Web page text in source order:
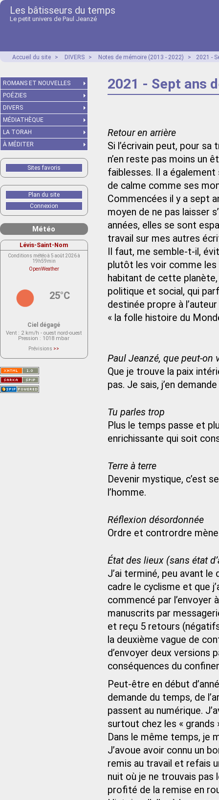
Les bâtisseurs du temps
Le petit univers de Paul Jeanzé
Accueil du site > DIVERS > Notes de mémoire (2013 - 2022) > 2021 -
2021 - Sept ans
Retour en arrière
Si l’écrivain peut, pour
n’en reste pas moins un
faiblesses. Il a
de calme comme ses
Commencées il y a sept
moyen de ne pas laisser
années, elles se sont
travail sur mes autres
Il faut, me semble-t-il,
plutôt les voir comme les
habitant de cette
politique et social, qui
destinée propre à
« la folle histoire du
Paul Jeanzé, que peut-on
Que je trouve la paix
pas. Je sais, j’en
Tu parles trop
Plus le temps passe et
enrichissante qui soit
Terre à terre
Devenir mystique, c’est
l’homme.
Réflexion désordonnée
Ordre et contrordre
État des lieux (sans état
J’ai terminé, peu avant le
cadre le cyclisme et que
commencé par l’envoyer
manuscrits par
et reçu 5 retours
la deuxième vague de
d’envoyer deux versions
conséquences du
Peut-être en début
demande du temps, de
passent au numérique.
surtout chez les « grands
Dans le même temps, je
J’avoue avoir connu un
remis au travail et refais
nuit où je ne trouvais pas
profité de la remise en
ROMANS ET NOUVELLES
POÉZIES
DIVERS
MÉDIATHÈQUE
LA TORAH
À MÉDITER
Sites favoris
Plan du site
Connexion
Météo
Lévis-Saint-Nom
Conditions météo à 5 août 2026 à
19h59min
OpenWeather
25°C
Ciel dégagé
Vent : 2 km/h - ouest nord-ouest
Pression : 1018 mbar
Prévisions >>
actuellement aucune prévision
Saint-Nom.
Veuillez consulter le message du
service ci-dessous.
(401 - Invalid API key. Please see
https://openweathermap.org/faq#error401